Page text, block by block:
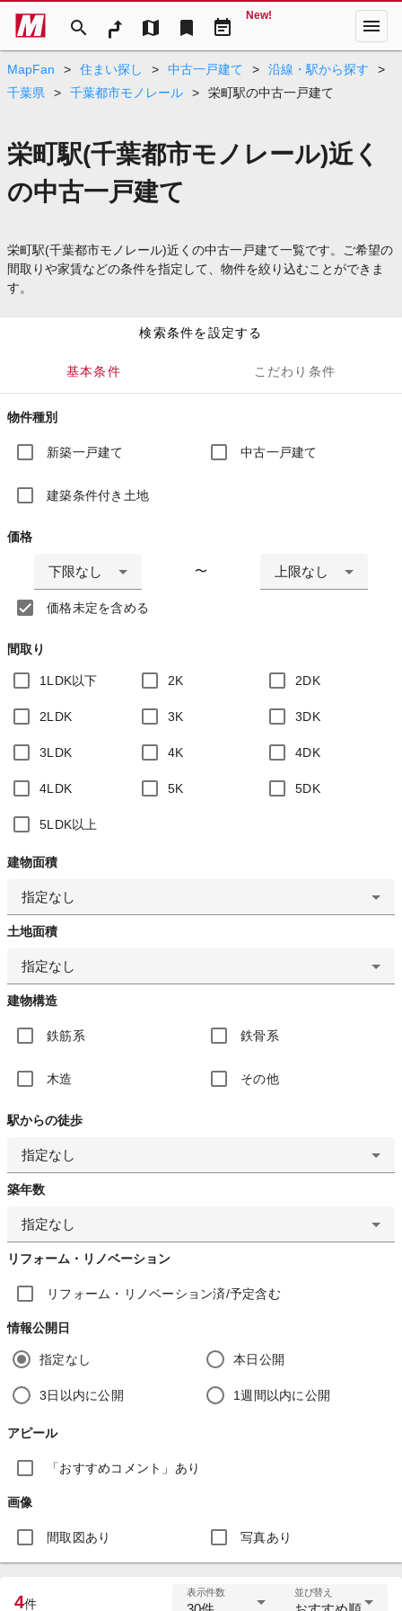
search map bookmark event_note
New! menu
MapFan > 住まい探し > 中古一戸建て > 沿線・駅から探す
>
千葉県
> 千葉都市モノレール > 栄町駅の中古一戸建て
栄町駅(千葉都市モノレール)近く
の中古一戸建て
栄町駅(千葉都市モノレール)近くの中古一戸建て一覧です。ご希望の
間取りや家賃などの条件を指定して、物件を絞り込むことができま
す。
検索条件を設定する
基本条件 こだわり条件
物件種別
新築一戸建て 中古一戸建て
建築条件付き土地
価格
下限なし 〜 上限なし
価格未定を含める
間取り
1LDK以下 2K 2DK
2LDK 3K 3DK
3LDK 4K 4DK
4LDK 5K 5DK
5LDK以上
建物面積
指定なし
土地面積
指定なし
建物構造
鉄筋系 鉄骨系
木造 その他
駅からの徒歩
指定なし
築年数
指定なし
リフォーム・リノベーション
リフォーム・リノベーション済/予定含む
情報公開日
指定なし 本日公開
3日以内に公開 1週間以内に公開
アピール
「おすすめコメント」あり
画像
間取図あり 写真あり
4件
表示件数 並び替え